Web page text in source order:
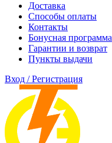
Доставка
Способы оплаты
Контакты
Бонусная программа
Гарантии и возврат
Пункты выдачи
Вход / Регистрация